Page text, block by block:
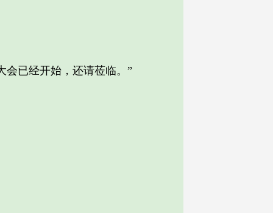
已经开始，还请莅临。”